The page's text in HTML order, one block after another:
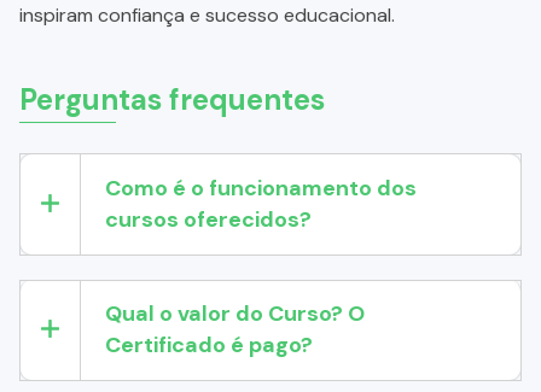
inspiram confiança e sucesso educacional.
Perguntas frequentes
Como é o funcionamento dos
cursos oferecidos?
Qual o valor do Curso? O
Certificado é pago?